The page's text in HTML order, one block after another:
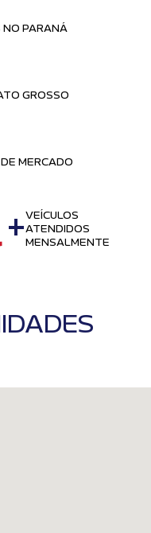
NO PARANÁ
GROSSO
MERCADO
+VEÍCULOS
ATENDIDOS
MENSALMENTE